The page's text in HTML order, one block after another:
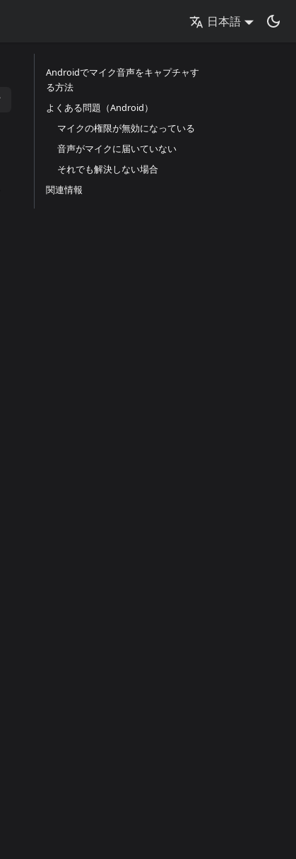
日本語
Androidでマイク音声をキャプチャす
る方法
よくある問題（Android）
マイクの権限が無効になっている
音声がマイクに届いていない
それでも解決しない場合
関連情報